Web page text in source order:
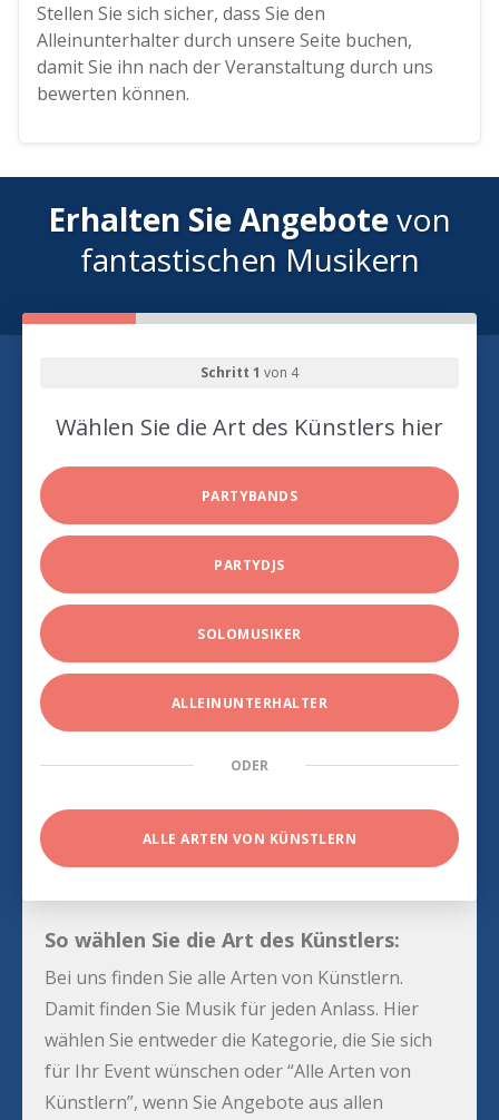
Stellen Sie sich sicher, dass Sie den
Alleinunterhalter durch unsere Seite buchen,
damit Sie ihn nach der Veranstaltung durch uns
bewerten können.
Erhalten Sie Angebotevon
fantastischen Musikern
Schritt 1 von 4
Wählen Sie die Art des Künstlers hier
PARTYBANDS
PARTYDJS
SOLOMUSIKER
ALLEINUNTERHALTER
ODER
ALLE ARTEN VON KÜNSTLERN
So wählen Sie die Art des Künstlers:
Bei uns finden Sie alle Arten von Künstlern.
Damit finden Sie Musik für jeden Anlass. Hier
wählen Sie entweder die Kategorie, die Sie sich
für Ihr Event wünschen oder “Alle Arten von
Künstlern”, wenn Sie Angebote aus allen